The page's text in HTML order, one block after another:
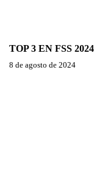
TOP 3 EN FSS 2024
8 de agosto de 2024